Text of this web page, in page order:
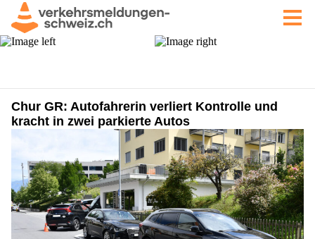
Chur GR: Autofahrerin verliert Kontrolle und
kracht in zwei parkierte Autos